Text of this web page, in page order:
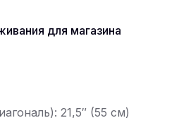
для магазина
21,5″ (55 см)